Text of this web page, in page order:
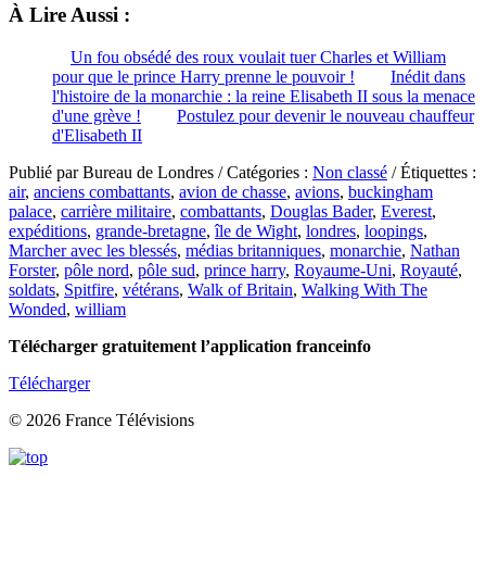
À Lire Aussi :
Un fou obsédé des roux voulait tuer Charles et William
pour que le prince Harry prenne le pouvoir !
Inédit dans
l'histoire de la monarchie : la reine Elisabeth II sous la menace
d'une grève !
Postulez pour devenir le nouveau chauffeur
d'Elisabeth II
Publié par Bureau de Londres / Catégories : Non classé / Étiquettes :
air, anciens combattants, avion de chasse, avions, buckingham
palace, carrière militaire, combattants, Douglas Bader, Everest,
expéditions, grande-bretagne,île de Wight, londres, loopings,
Marcher avec les blessés, médias britanniques, monarchie, Nathan
Forster, pôle nord, pôle sud, prince harry, Royaume-Uni, Royauté,
soldats, Spitfire, vétérans, Walk of Britain, Walking With The
Wonded, william
Télécharger gratuitement l’application franceinfo
Télécharger
© 2026 France Télévisions